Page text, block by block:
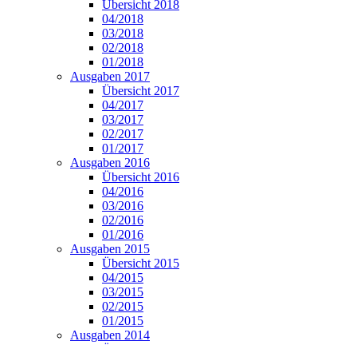
Übersicht 2018
04/2018
03/2018
02/2018
01/2018
Ausgaben 2017
Übersicht 2017
04/2017
03/2017
02/2017
01/2017
Ausgaben 2016
Übersicht 2016
04/2016
03/2016
02/2016
01/2016
Ausgaben 2015
Übersicht 2015
04/2015
03/2015
02/2015
01/2015
Ausgaben 2014